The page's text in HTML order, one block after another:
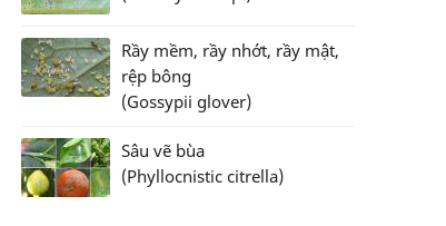
Rầy mềm, rầy nhớt, rầy mật,
rệp bông
(Gossypii glover)
Sâu vẽ bùa
(Phyllocnistic citrella)